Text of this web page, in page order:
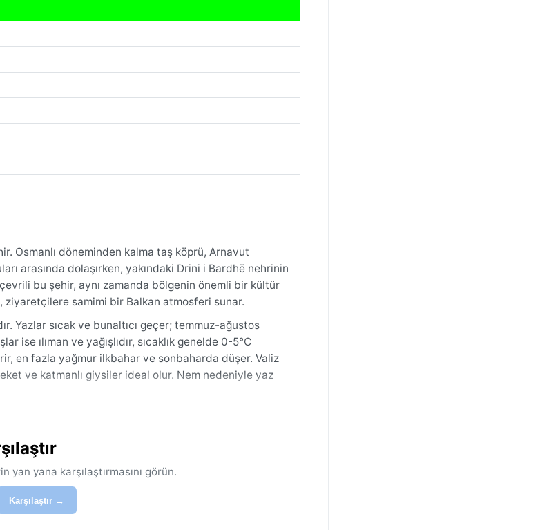
Osmanlı döneminden kalma taş köprü, Arnavut
arasında dolaşırken, yakındaki Drini i Bardhë nehrinin
bu şehir, aynı zamanda bölgenin önemli bir kültür
samimi bir Balkan atmosferi sunar.
Yazlar sıcak ve bunaltıcı geçer; temmuz-ağustos
ise ılıman ve yağışlıdır, sıcaklık genelde 0-5°C
en fazla yağmur ilkbahar ve sonbaharda düşer. Valiz
ve katmanlı giysiler ideal olur. Nem nedeniyle yaz
bu aylarda ne çok sıcak ne de yağışlıdır. Dikkat
gibi ekstrem olaylar görülür; iklim genelde ılımlı ve
sakin ama canlı bir destinasyondur.
yan yana karşılaştırmasını görün.
Karşılaştır →